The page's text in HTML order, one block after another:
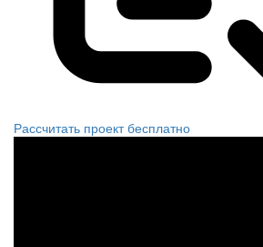
Рассчитать проект бесплатно